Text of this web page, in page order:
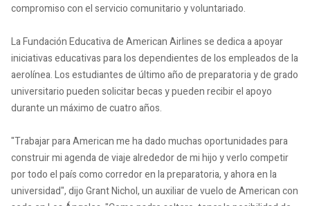
compromiso con el servicio comunitario y voluntariado.
La Fundación Educativa de American Airlines se dedica a apoyar
iniciativas educativas para los dependientes de los empleados de la
aerolínea. Los estudiantes de último año de preparatoria y de grado
universitario pueden solicitar becas y pueden recibir el apoyo
durante un máximo de cuatro años.
"Trabajar para American me ha dado muchas oportunidades para
construir mi agenda de viaje alrededor de mi hijo y verlo competir
por todo el país como corredor en la preparatoria, y ahora en la
universidad", dijo Grant Nichol, un auxiliar de vuelo de American con